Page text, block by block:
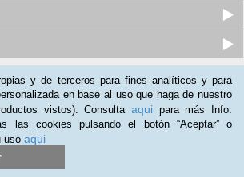
(05-03-2020)
pero falto un poco mas de información y
y de terceros para fines analíticos y para
en base al uso que haga de nuestro
vistos). Consulta aqui para más Info.
las cookies pulsando el botón “Aceptar” o
uso aqui